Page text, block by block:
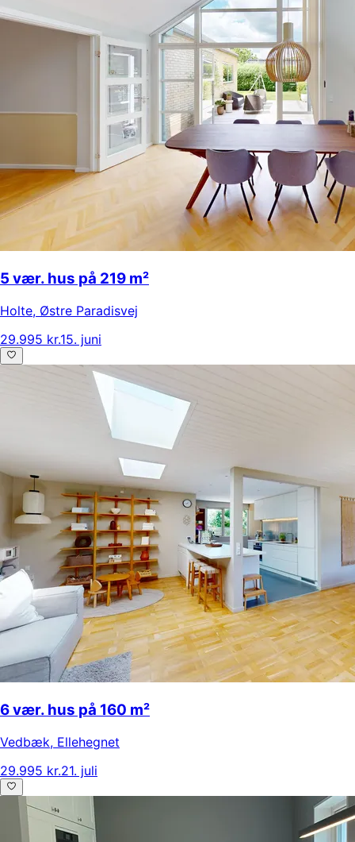
5 vær. hus på 219 m²
Holte, Østre Paradisvej
29.995 kr.15. juni
6 vær. hus på 160 m²
Vedbæk, Ellehegnet
29.995 kr.21. juli